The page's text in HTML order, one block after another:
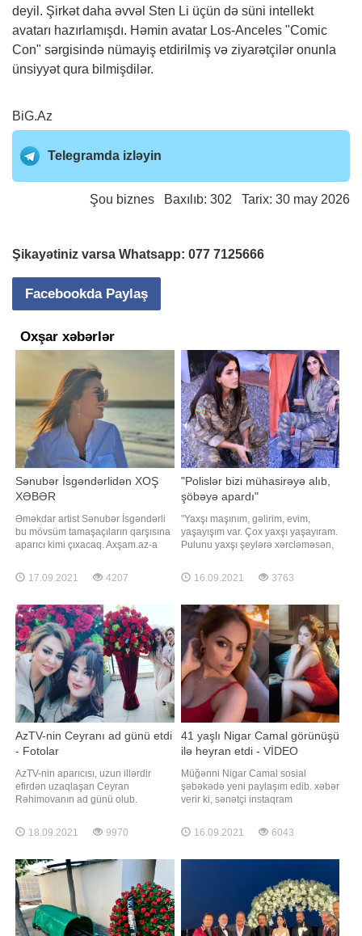
deyil. Şirkət daha əvvəl Sten Li üçün də süni intellekt
avatarı hazırlamışdı. Həmin avatar Los-Anceles "Comic
Con" sərgisində nümayiş etdirilmiş və ziyarətçilər onunla
ünsiyyət qura bilmişdilər.
BiG.Az
Telegramda izləyin
Şou biznes Baxılıb: 302 Tarix: 30 may 2026
Şikayətiniz varsa Whatsapp: 077 7125666
Facebookda Paylaş
Oxşar xəbərlər
Sənubər İsgəndərlidən XOŞ
XƏBƏR
Əməkdar artist Sənubər İsgəndərli
bu mövsüm tamaşaçıların qarşısına
aparıcı kimi çıxacaq. Axşam.az-a
"Xəzər TV" ilə anlaşıb. Onun
proqramının adı "Sənətdən kənar"
məlumat yayıb. Verilişin çəkilişləri
bir neçə gündü
17.09.2021 4207
"Polislər bizi mühasirəyə alıb,
şöbəyə apardı"
"Yaxşı maşınım, gəlirim, evim,
yaşayışım var. Çox yaxşı yaşayıram.
Pulunu yaxşı şeylərə xərcləməsən,
də yaxşı şeylərə, xeyriyyəyə
xərcləyirəm. Eləsi olur ki, pulu var,
yaxşılığa xərcləmirsə, canına
xərcləyəcək". Axşam.az xəbə
16.09.2021 3763
AzTV-nin Ceyranı ad günü etdi
- Fotolar
AzTV-nin aparıcısı, uzun illərdir
efirdən uzaqlaşan Ceyran
Rəhimovanın ad günü olub.
o, özəl gününü yaxınları ilə qeyd
edib. Ad günündən şəkilləri Xalq
şəbəkədə paylaşıb. Qeyd edək ki,
C.Rəhimova AzTV-dən
uzaqlaşdıqdan sonra televiziy
18.09.2021 9970
41 yaşlı Nigar Camal görünüşü
ilə heyran etdi - VİDEO
Müğənni Nigar Camal sosial
şəbəkədə yeni paylaşım edib. xəbər
verir ki, sənətçi instaqram
görüntülərini yayımlayıb. 41 yaşlı
müğənni fit və qüsursuz bədən
maraq və rəğbətlə qarşılanıb
16.09.2021 6043